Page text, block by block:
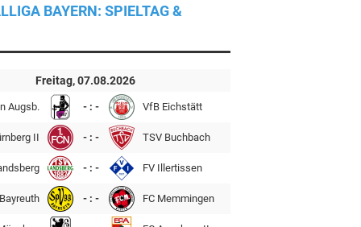
BAYERN: SPIELTAG &
Freitag, 07.08.2026
Augsb. - : - VfB Eichstätt
II - : - TSV Buchbach
- : - FV Illertissen
- : - FC Memmingen